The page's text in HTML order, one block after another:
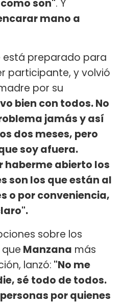
son". Y
mano a
está preparado para
participante, y volvió
por su
bien con todos. No
jamás y así
dos meses, pero
soy afuera.
haberme abierto los
son los que están al
o por conveniencia,
sobre los
Manzana más
lanzó: "No me
sé todo de todos.
por quienes